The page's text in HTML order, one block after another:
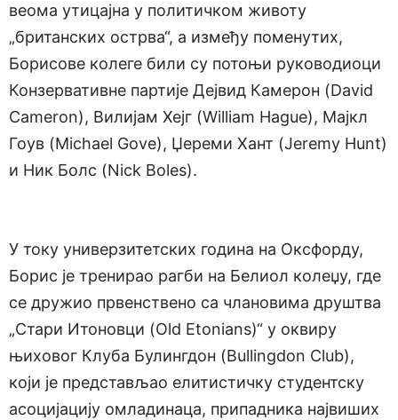
веома утицајна у политичком животу
„британских острва“, а између поменутих,
Борисове колеге били су потоњи руководиоци
Конзервативне партије Дејвид Камерон (David
Cameron), Вилијам Хејг (William Hague), Мајкл
Гоув (Michael Gove), Џереми Хант (Jeremy Hunt)
и Ник Болс (Nick Boles).
У току универзитетских година на Оксфорду,
Борис је тренирао рагби на Белиол колеџу, где
се дружио првенствено са члановима друштва
„Стари Итоновци (Old Etonians)“ у оквиру
њиховог Клуба Булингдон (Bullingdon Club),
који је представљао елитистичку студентску
асоцијацију омладинаца, припадника највиших